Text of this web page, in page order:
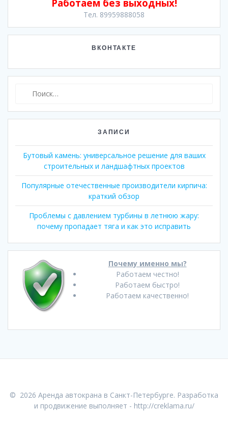
Работаем без выходных!
Тел. 89959888058
ВКОНТАКТЕ
ЗАПИСИ
Бутовый камень: универсальное решение для ваших
строительных и ландшафтных проектов
Популярные отечественные производители кирпича:
краткий обзор
Проблемы с давлением турбины в летнюю жару:
почему пропадает тяга и как это исправить
Почему именно мы?
Работаем честно!
Работаем быстро!
Работаем качественно!
© 2026 Аренда автокрана в Санкт-Петербурге. Разработка
и продвижение выполняет - http://creklama.ru/